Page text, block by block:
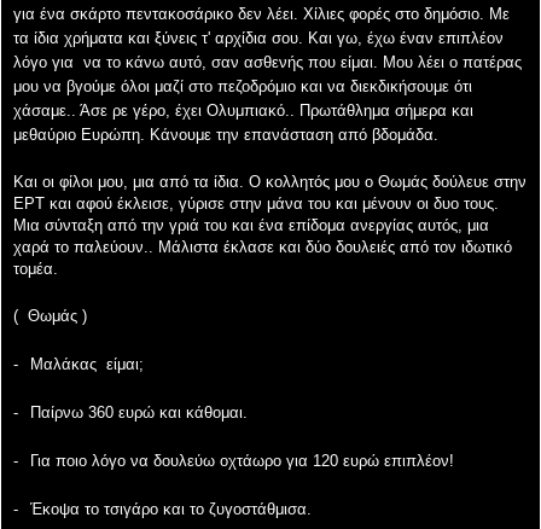
για ένα σκάρτο πεντακοσάρικο δεν λέει. Χίλιες φορές στο δημόσιο. Με
τα ίδια χρήματα και ξύνεις τ' αρχίδια σου. Και γω, έχω έναν επιπλέον
λόγο για να το κάνω αυτό, σαν ασθενής που είμαι. Μου λέει ο πατέρας
μου να βγούμε όλοι μαζί στο πεζοδρόμιο και να διεκδικήσουμε ότι
χάσαμε.. Άσε ρε γέρο, έχει Ολυμπιακό.. Πρωτάθλημα σήμερα και
μεθαύριο Ευρώπη. Κάνουμε την επανάσταση από βδομάδα.
Και οι φίλοι μου, μια από τα ίδια. Ο κολλητός μου ο Θωμάς δούλευε στην
ΕΡΤ και αφού έκλεισε, γύρισε στην μάνα του και μένουν οι δυο τους.
Μια σύνταξη από την γριά του και ένα επίδομα ανεργίας αυτός, μια
χαρά το παλεύουν.. Μάλιστα έκλασε και δύο δουλειές από τον ιδωτικό
τομέα.
( Θωμάς )
- Μαλάκας είμαι;
- Παίρνω 360 ευρώ και κάθομαι.
- Για ποιο λόγο να δουλεύω οχτάωρο για 120 ευρώ επιπλέον!
- Έκοψα το τσιγάρο και το ζυγοστάθμισα.